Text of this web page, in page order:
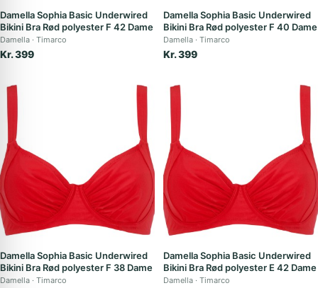
Damella Sophia Basic Underwired
Bikini Bra Rød polyester F 42 Dame
Damella Timarco
Kr. 399
Damella Sophia Basic Underwired
Bikini Bra Rød polyester F 40 Dame
Damella Timarco
Kr. 399
Damella Sophia Basic Underwired
Bikini Bra Rød polyester F 38 Dame
Damella Timarco
Damella Sophia Basic Underwired
Bikini Bra Rød polyester E 42 Dame
Damella Timarco